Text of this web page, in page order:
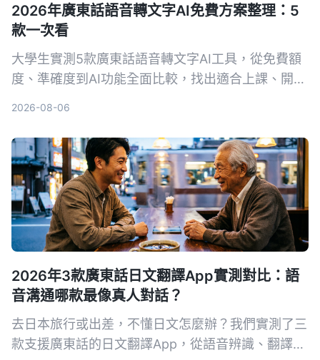
2026年廣東話語音轉文字AI免費方案整理：5
款一次看
大學生實測5款廣東話語音轉文字AI工具，從免費額
度、準確度到AI功能全面比較，找出適合上課、開
2026-08-06
2026年3款廣東話日文翻譯App實測對比：語
音溝通哪款最像真人對話？
去日本旅行或出差，不懂日文怎麼辦？我們實測了三
款支援廣東話的日文翻譯App，從語音辨識、翻譯準